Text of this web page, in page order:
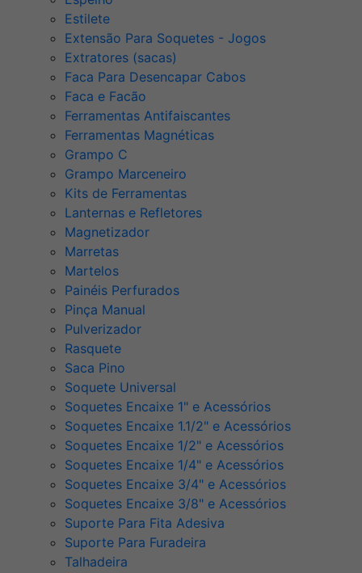
Estilete
Extensão Para Soquetes - Jogos
Extratores (sacas)
Faca Para Desencapar Cabos
Faca e Facão
Ferramentas Antifaiscantes
Ferramentas Magnéticas
Grampo C
Grampo Marceneiro
Kits de Ferramentas
Lanternas e Refletores
Magnetizador
Marretas
Martelos
Painéis Perfurados
Pinça Manual
Pulverizador
Rasquete
Saca Pino
Soquete Universal
Soquetes Encaixe 1" e Acessórios
Soquetes Encaixe 1.1/2" e Acessórios
Soquetes Encaixe 1/2" e Acessórios
Soquetes Encaixe 1/4" e Acessórios
Soquetes Encaixe 3/4" e Acessórios
Soquetes Encaixe 3/8" e Acessórios
Suporte Para Fita Adesiva
Suporte Para Furadeira
Talhadeira